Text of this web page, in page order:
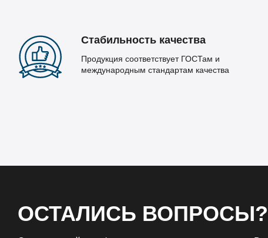
Стабильность качества
Продукция соответствует ГОСТам и
международным стандартам качества
ОСТАЛИСЬ ВОПРОСЫ?